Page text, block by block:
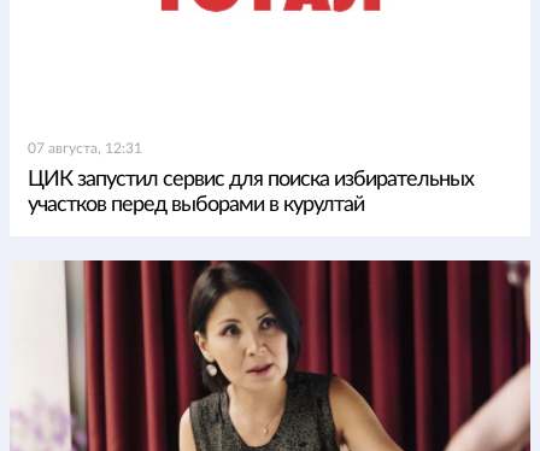
07 августа, 12:31
ЦИК запустил сервис для поиска избирательных
участков перед выборами в курултай